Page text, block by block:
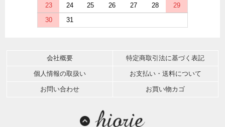
23
24 25 26 27 28
29
30
31
会社概要 特定商取引法に基づく表記
個人情報の取扱い お支払い・送料について
お問い合わせ お買い物カゴ